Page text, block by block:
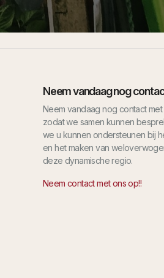
Neem vandaag nog
Neem vandaag nog contact met
zodat we samen kunnen
we u kunnen ondersteunen bij
en het maken van
deze dynamische regio.
Neem contact met ons op!!